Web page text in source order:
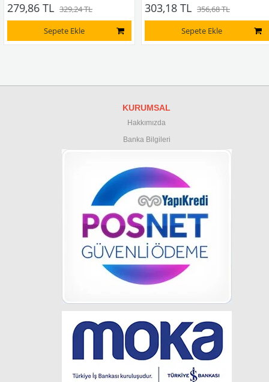
279,86 TL
329,24 TL
Sepete Ekle
303,18 TL
356,68 TL
Sepete Ekle
KURUMSAL
Hakkımızda
Banka Bilgileri